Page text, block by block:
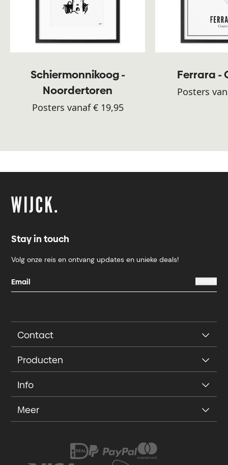
Schiermonnikoog -
Noordertoren
Posters vanaf € 19,95
Ferrara -
Posters
Stay in touch
Volg onze reis en ontvang updates en unieke deals!
Contact
Producten
Info
Meer